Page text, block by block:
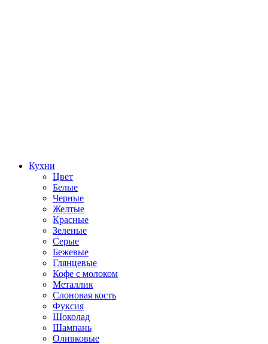
Кухни
Цвет
Белые
Черные
Желтые
Красные
Зеленые
Серые
Бежевые
Глянцевые
Кофе с молоком
Металлик
Слоновая кость
Фуксия
Шоколад
Шампань
Оливковые